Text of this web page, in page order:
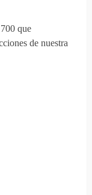
que
de nuestra